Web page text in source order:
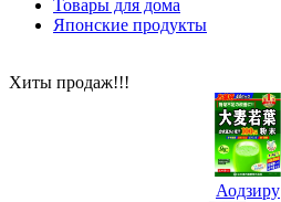
Товары для дома
Японские продукты
Хиты продаж!!!
Аодзиру